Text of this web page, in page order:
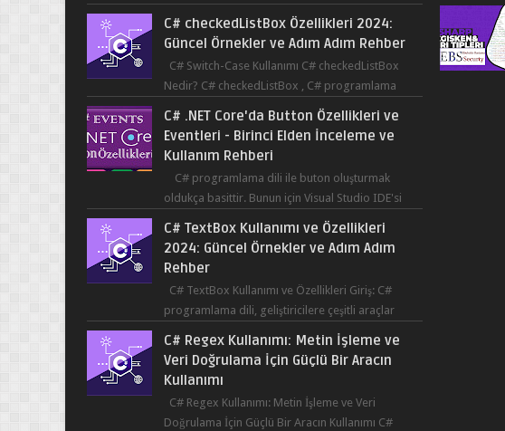
C# checkedListBox Özellikleri 2024:
Güncel Örnekler ve Adım Adım Rehber
C# Switch-Case Kullanımı C# checkedListBox
Nedir? C# checkedListBox , C# programlama
ku...
C# .NET Core'da Button Özellikleri ve
Eventleri - Birinci Elden İnceleme ve
Kullanım Rehberi
C# programlama dili ile buton oluşturmak
oldukça basittir. Bunun için Visual Studio IDE'si
C# TextBox Kullanımı ve Özellikleri
2024: Güncel Örnekler ve Adım Adım
Rehber
C# TextBox Kullanımı ve Özellikleri Giriş: C#
programlama dili, geliştiricilere çeşitli araçlar
C# Regex Kullanımı: Metin İşleme ve
Veri Doğrulama İçin Güçlü Bir Aracın
Kullanımı
C# Regex Kullanımı: Metin İşleme ve Veri
Doğrulama İçin Güçlü Bir Aracın Kullanımı C#